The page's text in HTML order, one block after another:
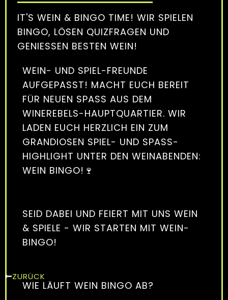
IT'S WEIN & BINGO TIME! WIR SPIELEN
BINGO, LÖSEN QUIZFRAGEN UND
GENIESSEN BESTEN WEIN!
WEIN- UND SPIEL-FREUNDE
AUFGEPASST! MACHT EUCH BEREIT
FÜR NEUEN SPASS AUS DEM W
INEREBELS-HAUPTQUARTIER. WIR L
ADEN EUCH HERZLICH EIN ZUM G
RANDIOSEN SPIEL- UND SPASS-HI
GHLIGHT UNTER DEN WEINABENDEN: WE
IN BINGO!🍷
SEID DABEI UND FEIERT MIT UNS WEIN
& SPIELE - WIR STARTEN MIT WEIN-
BINGO!
WIE LÄUFT WEIN BINGO AB?
ZURÜCK